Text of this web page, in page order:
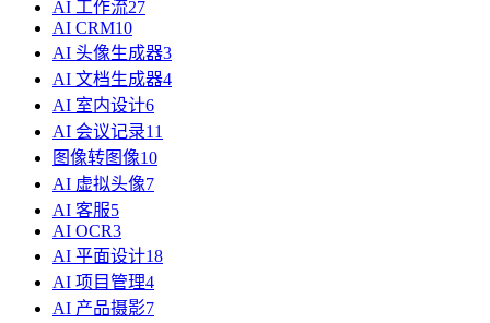
AI 工作流27
AI CRM10
AI 头像生成器3
AI 文档生成器4
AI 室内设计6
AI 会议记录11
图像转图像10
AI 虚拟头像7
AI 客服5
AI OCR3
AI 平面设计18
AI 项目管理4
AI 产品摄影7